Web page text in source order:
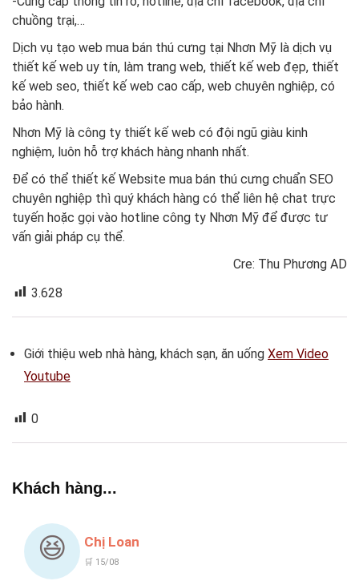
chuồng trại,…
Dịch vụ tạo web mua bán thú cưng tại Nhơn Mỹ là dịch vụ
thiết kế web uy tín, làm trang web, thiết kế web đẹp, thiết
kế web seo, thiết kế web cao cấp, web chuyên nghiệp, có
bảo hành.
Nhơn Mỹ là công ty thiết kế web có đội ngũ giàu kinh
nghiệm, luôn hỗ trợ khách hàng nhanh nhất.
Để có thể thiết kế Website mua bán thú cưng chuẩn SEO
chuyên nghiệp thì quý khách hàng có thể liên hệ chat trực
tuyến hoặc gọi vào hotline công ty Nhơn Mỹ để được tư
vấn giải pháp cụ thể.
Cre: Thu Phương AD
3.628
Giới thiệu web nhà hàng, khách sạn, ăn uống Xem Video
Youtube
0
Khách hàng...
😆 Chị Loan
🛒 15/08